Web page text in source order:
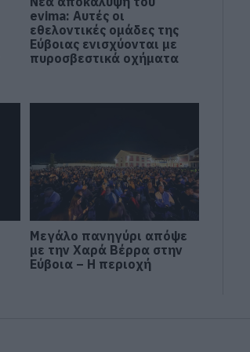
evima: Αυτές οι
εθελοντικές ομάδες της
Εύβοιας ενισχύονται με
πυροσβεστικά οχήματα
Μεγάλο πανηγύρι απόψε
με την Χαρά Βέρρα στην
Εύβοια – Η περιοχή